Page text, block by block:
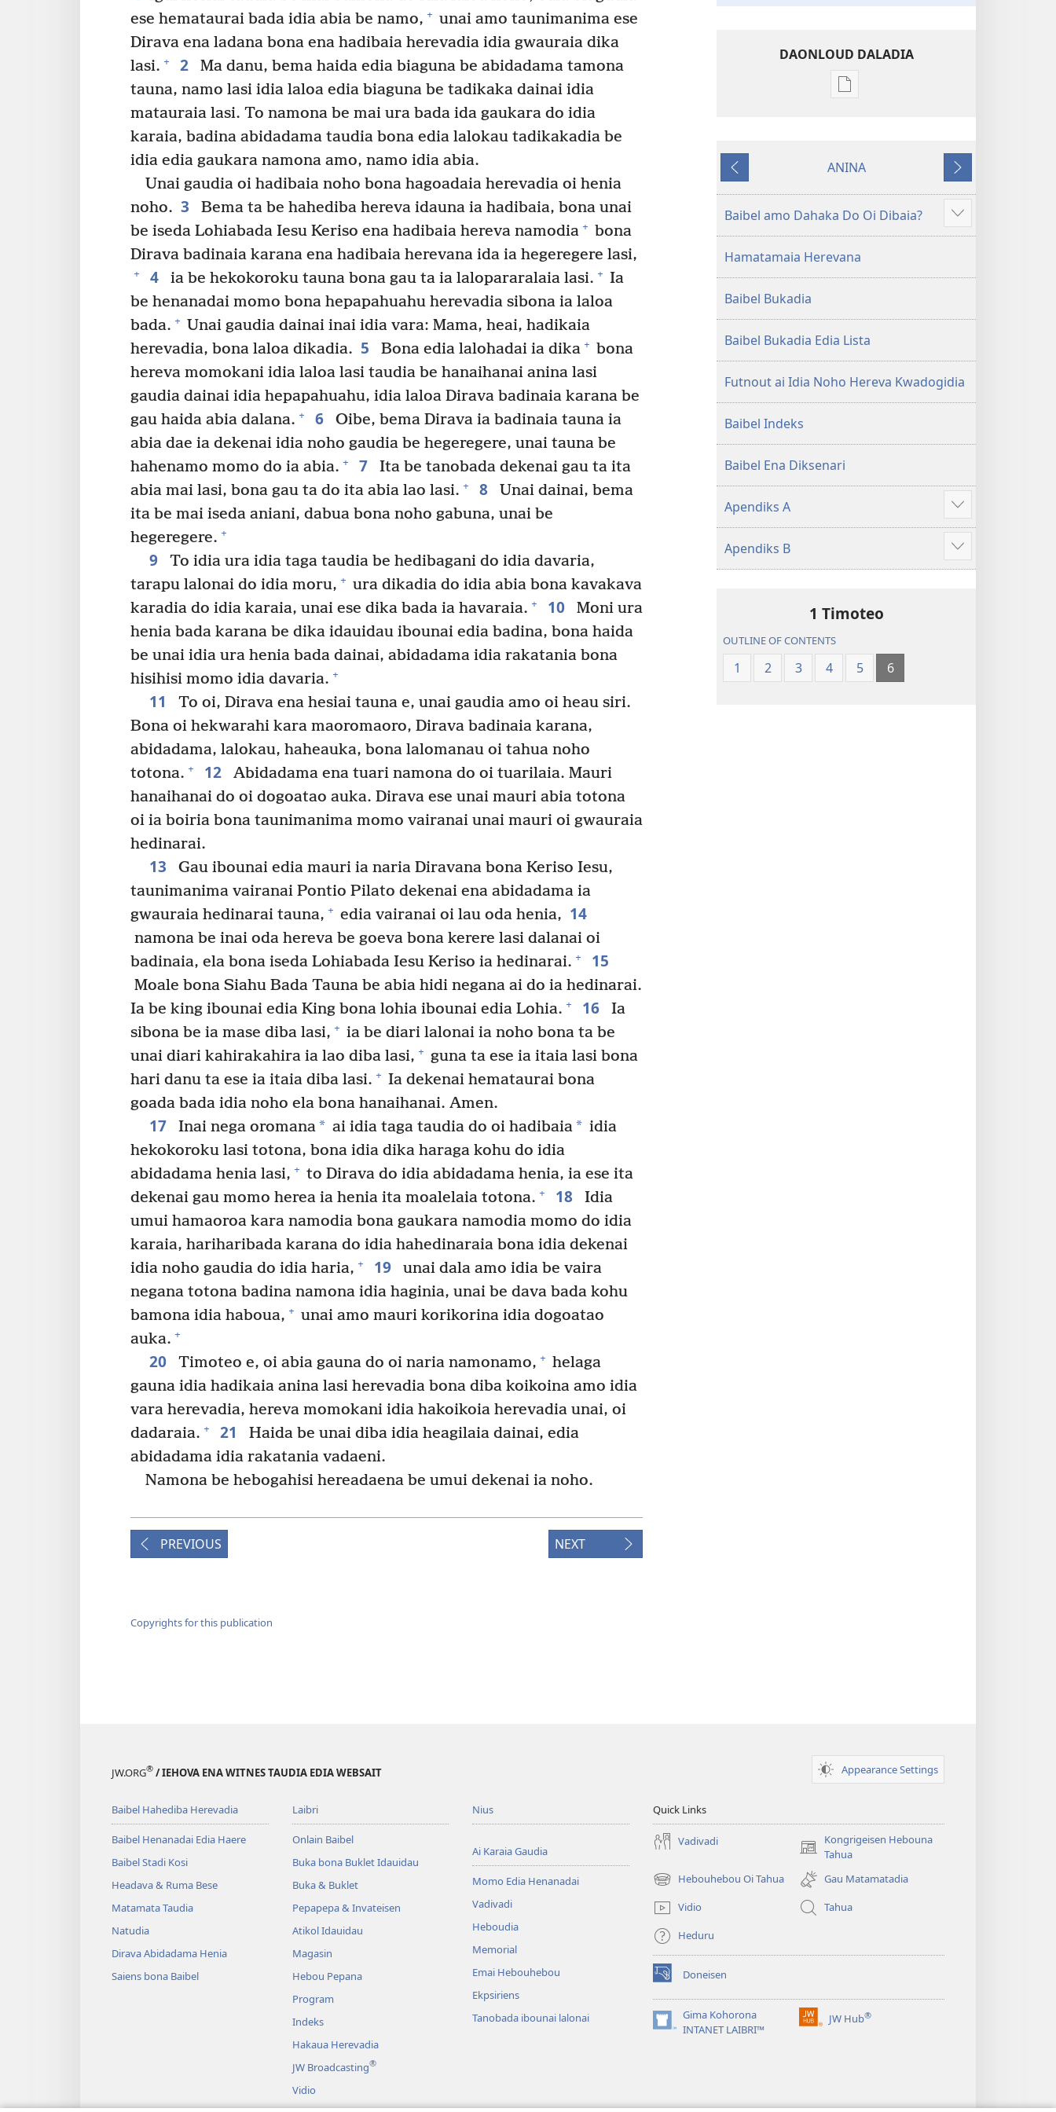
ese hemataurai bada idia abia be namo, + unai amo taunimanima ese
Dirava ena ladana bona ena hadibaia herevadia idia gwauraia dika
lasi. + 2
Ma danu, bema haida edia biaguna be abidadama tamona
tauna, namo lasi idia laloa edia biaguna be tadikaka dainai idia
matauraia lasi. To namona be mai ura bada ida gaukara do idia
karaia, badina abidadama taudia bona edia lalokau tadikakadia be
idia edia gaukara namona amo, namo idia abia.
Unai gaudia oi hadibaia noho bona hagoadaia herevadia oi henia
noho. 3
Bema ta be hahediba hereva idauna ia hadibaia, bona unai
be iseda Lohiabada Iesu Keriso ena hadibaia hereva namodia + bona
Dirava badinaia karana ena hadibaia herevana ida ia hegeregere lasi,
+ 4 ia be hekokoroku tauna bona gau ta ia lalopararalaia lasi. + Ia
be henanadai momo bona hepapahuahu herevadia sibona ia laloa
bada. + Unai gaudia dainai inai idia vara: Mama, heai, hadikaia
herevadia, bona laloa dikadia. 5 Bona edia lalohadai ia dika + bona
hereva momokani idia laloa lasi taudia be hanaihanai anina lasi
gaudia dainai idia hepapahuahu, idia laloa Dirava badinaia karana be
gau haida abia dalana. + 6
Oibe, bema Dirava ia badinaia tauna ia
abia dae ia dekenai idia noho gaudia be hegeregere, unai tauna be
hahenamo momo do ia abia. + 7
Ita be tanobada dekenai gau ta ita
abia mai lasi, bona gau ta do ita abia lao lasi. + 8
Unai dainai, bema
ita be mai iseda aniani, dabua bona noho gabuna, unai be
hegeregere. +
9
To idia ura idia taga taudia be hedibagani do idia davaria,
tarapu lalonai do idia moru, + ura dikadia do idia abia bona kavakava
karadia do idia karaia, unai ese dika bada ia havaraia. + 10
Moni ura
henia bada karana be dika idauidau ibounai edia badina, bona haida
be unai idia ura henia bada dainai, abidadama idia rakatania bona
hisihisi momo idia davaria. +
11
To oi, Dirava ena hesiai tauna e, unai gaudia amo oi heau siri.
Bona oi hekwarahi kara maoromaoro, Dirava badinaia karana,
abidadama, lalokau, haheauka, bona lalomanau oi tahua noho
totona. + 12
Abidadama ena tuari namona do oi tuarilaia. Mauri
hanaihanai do oi dogoatao auka. Dirava ese unai mauri abia totona
oi ia boiria bona taunimanima momo vairanai unai mauri oi gwauraia
hedinarai.
13
Gau ibounai edia mauri ia naria Diravana bona Keriso Iesu,
taunimanima vairanai Pontio Pilato dekenai ena abidadama ia
gwauraia hedinarai tauna, + edia vairanai oi lau oda henia, 14
namona be inai oda hereva be goeva bona kerere lasi dalanai oi
badinaia, ela bona iseda Lohiabada Iesu Keriso ia hedinarai. + 15
Moale bona Siahu Bada Tauna be abia hidi negana ai do ia hedinarai.
Ia be king ibounai edia King bona lohia ibounai edia Lohia. + 16
Ia
sibona be ia mase diba lasi, + ia be diari lalonai ia noho bona ta be
unai diari kahirakahira ia lao diba lasi, + guna ta ese ia itaia lasi bona
hari danu ta ese ia itaia diba lasi. + Ia dekenai hemataurai bona
goada bada idia noho ela bona hanaihanai. Amen.
17 Inai nega oromana* ai idia taga taudia do oi hadibaia* idia
hekokoroku lasi totona, bona idia dika haraga kohu do idia
abidadama henia lasi, + to Dirava do idia abidadama henia, ia ese ita
dekenai gau momo herea ia henia ita moalelaia totona. + 18
Idia
umui hamaoroa kara namodia bona gaukara namodia momo do idia
karaia, hariharibada karana do idia hahedinaraia bona idia dekenai
idia noho gaudia do idia haria, + 19
unai dala amo idia be vaira
negana totona badina namona idia haginia, unai be dava bada kohu
bamona idia haboua, + unai amo mauri korikorina idia dogoatao
auka. +
20 Timoteo e, oi abia gauna do oi naria namonamo, + helaga
gauna idia hadikaia anina lasi herevadia bona diba koikoina amo idia
vara herevadia, hereva momokani idia hakoikoia herevadia unai, oi
dadaraia. + 21
Haida be unai diba idia heagilaia dainai, edia
abidadama idia rakatania vadaeni.
Namona be hebogahisi hereadaena be umui dekenai ia noho.
PREVIOUS NEXT
Copyrights for this publication
DAONLOUD DALADIA
Pablikeisen
options
Matamata
Trensleisen
Buka
Helaga
PREVIOUS
ANINA
NEXT
Baibel amo Dahaka Do Oi Dibaia?
Gau
haida
Hamatamaia Herevana
Baibel Bukadia
Baibel Bukadia Edia Lista
Futnout ai Idia Noho Hereva Kwadogidia
Baibel Indeks
Baibel Ena Diksenari
Apendiks A
Gau
haida
Hahedinaraia
Apendiks B
Gau
haida
1 Timoteo
OUTLINE OF CONTENTS
1 2 3 4 5 6
JW.ORG® / IEHOVA ENA WITNES TAUDIA EDIA WEBSAIT Appearance Settings
Baibel Hahediba Herevadia
Baibel Henanadai Edia Haere
Baibel Stadi Kosi
Headava & Ruma Bese
Matamata Taudia
Natudia
Dirava Abidadama Henia
Saiens bona Baibel
Laibri
Onlain Baibel
Buka bona Buklet Idauidau
Buka & Buklet
Pepapepa & Invateisen
Atikol Idauidau
Magasin
Hebou Pepana
Program
Indeks
Hakaua Herevadia
JW Broadcasting®
Vidio
Nius
Ai Karaia Gaudia
Momo Edia Henanadai
Vadivadi
Heboudia
Memorial
Emai Hebouhebou
Ekpsiriens
Tanobada ibounai lalonai
Quick Links
Vadivadi
Kongrigeisen Hebouna
Tahua
(uindo
matamata
do
ia
kehoa)
Hebouhebou Oi Tahua
(uindo
matamata
do
ia
kehoa)
Gau Matamatadia
Vidio
Tahua
Heduru
Doneisen
(uindo
matamata
do
ia
Gima Kohorona
INTANET LAIBRI™
(uindo
JW Hub®
(uindo